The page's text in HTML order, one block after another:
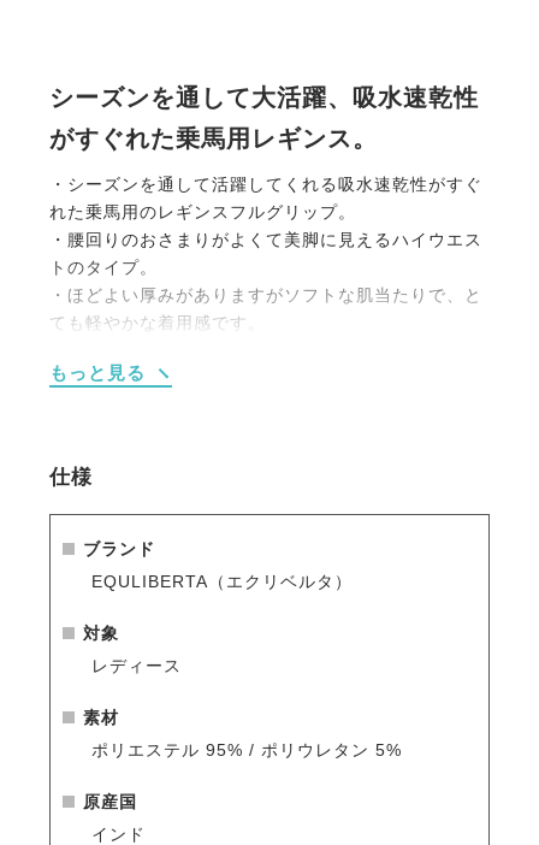
シーズンを通して大活躍、吸水速乾性
がすぐれた乗馬用レギンス。
・シーズンを通して活躍してくれる吸水速乾性がすぐ
れた乗馬用のレギンスフルグリップ。
・腰回りのおさまりがよくて美脚に見えるハイウエス
トのタイプ。
・ほどよい厚みがありますがソフトな肌当たりで、と
ても軽やかな着用感です。
ーのはき心地。
・シリコンのホースロゴがさりげないワンポイント。
・すべり止めのシリコンプリントはエレガントな英国
伝統のハウンドトゥース柄。
・スマホなどが入るスリットポケット左右各1ヶ所。
ンと感も演出できます。
もっと見る
仕様
ブランド
EQULIBERTA（エクリベルタ）
対象
レディース
素材
ポリエステル 95% / ポリウレタン 5%
原産国
インド